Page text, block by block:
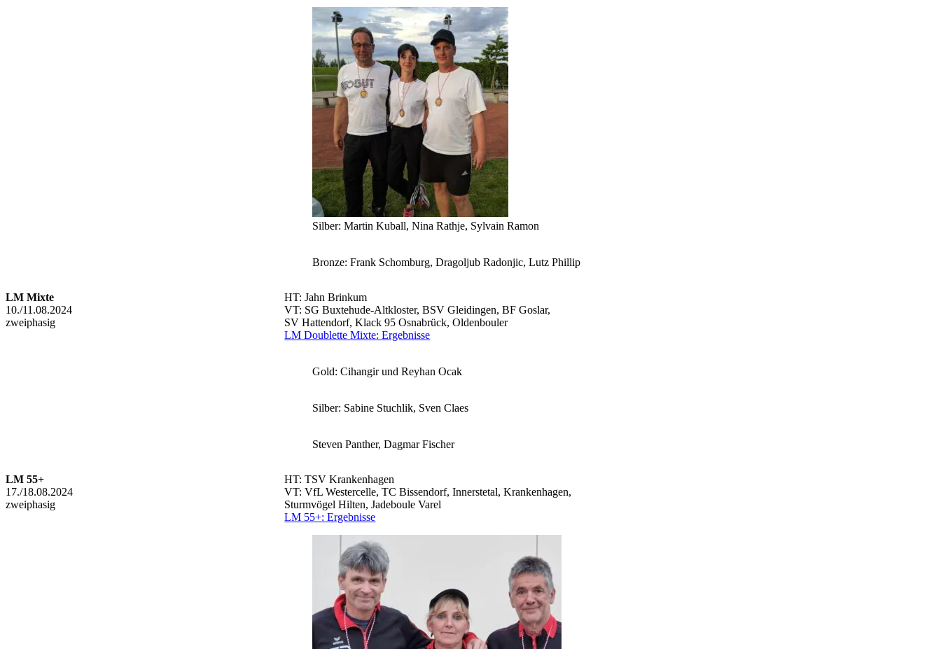
Silber: Martin Kuball, Nina Rathje, Sylvain Ramon
Bronze: Frank Schomburg, Dragoljub Radonjic, Lutz Phillip
LM Mixte
10./11.08.2024
zweiphasig
HT: Jahn Brinkum
VT: SG Buxtehude-Altkloster, BSV Gleidingen, BF Goslar,
SV Hattendorf, Klack 95 Osnabrück, Oldenbouler
LM Doublette Mixte: Ergebnisse
Gold: Cihangir und Reyhan Ocak
Silber: Sabine Stuchlik, Sven Claes
Steven Panther, Dagmar Fischer
LM 55+
17./18.08.2024
zweiphasig
HT: TSV Krankenhagen
VT: VfL Westercelle, TC Bissendorf, Innerstetal, Krankenhagen,
Sturmvögel Hilten, Jadeboule Varel
LM 55+: Ergebnisse